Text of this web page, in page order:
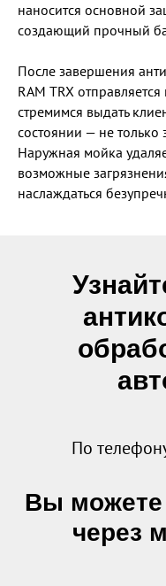
наносится основной
создающий прочный
После завершения
RAM TRX
стремимся выдать
состоянии — не
Наружная мойка
возможные
наслаждаться
По
Вы можете
через
вы соглашаетесь с тем, что мы